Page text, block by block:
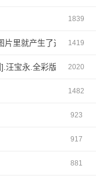
1839
片里就产生了这种结果下
1419
汪宝永.全彩版.pdf下载
2020
1482
923
917
881